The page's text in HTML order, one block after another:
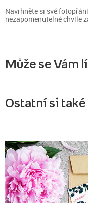
Navrhněte si své
nezapomenutelné chvíle
Může se Vám
Ostatní si